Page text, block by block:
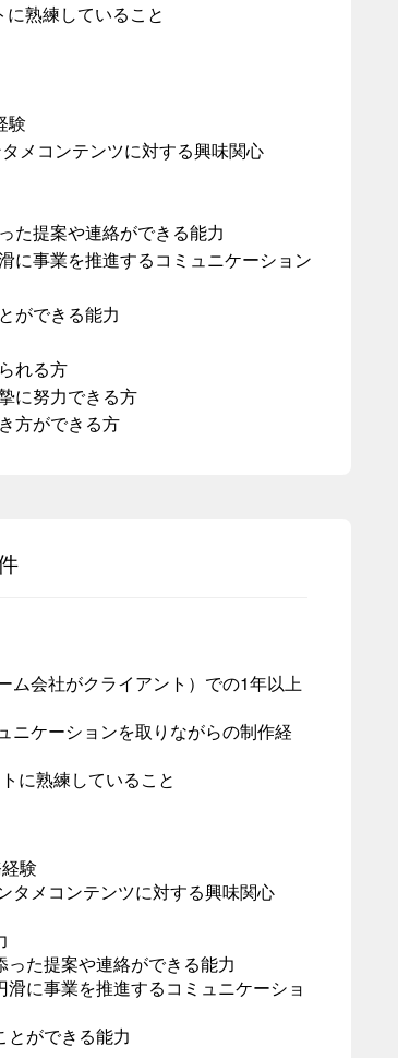
熟練していること
験
メコンテンツに対する興味関心
た提案や連絡ができる能力
に事業を推進するコミュニケーション
ができる能力
れる方
に努力できる方
方ができる方
ム会社がクライアント）での1年以上
ニケーションを取りながらの制作経
に熟練していること
験
タメコンテンツに対する興味関心
た提案や連絡ができる能力
に事業を推進するコミュニケーショ
とができる能力